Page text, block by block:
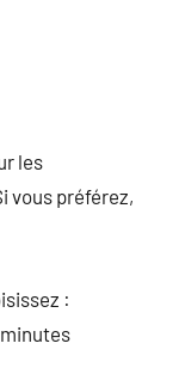
les
vous préférez,
:
minutes